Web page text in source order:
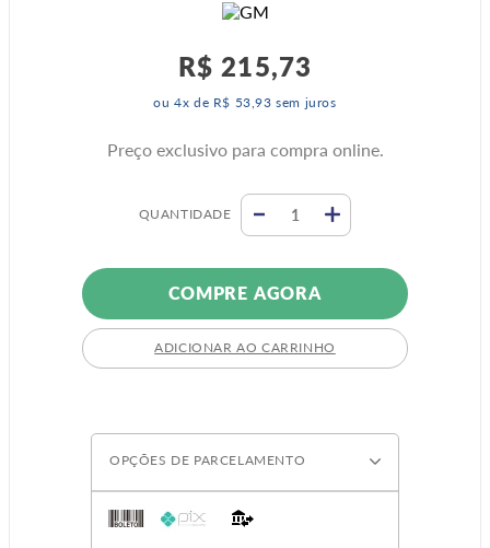
R$ 215,73
ou4x de R$ 53 ,93 sem juros
Preço exclusivo para compra online.
QUANTIDADE
COMPRE AGORA
ADICIONAR AO CARRINHO
OPÇÕES DE PARCELAMENTO